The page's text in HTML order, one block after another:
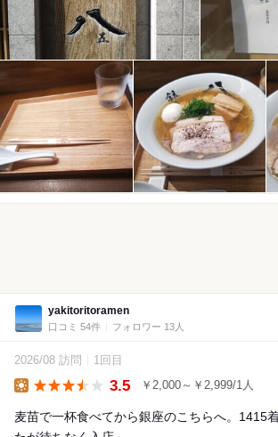
yakitoritoramen
口コミ 54件 フォロワー 13人
2026/08 訪問 1回目
3.5 ￥2,000～￥2,999/1人
麦苗で一杯食べてから銀座のこちらへ。1415